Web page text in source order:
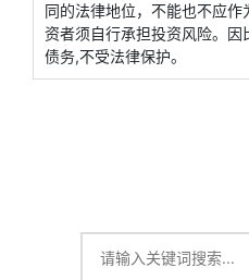
同的法律地位，不能也不应
资者须自行承担投资风险。
债务,不受法律保护。